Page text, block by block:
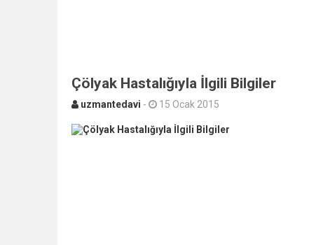
Çölyak Hastalığıyla İlgili Bilgiler
uzmantedavi - 15 Ocak 2015